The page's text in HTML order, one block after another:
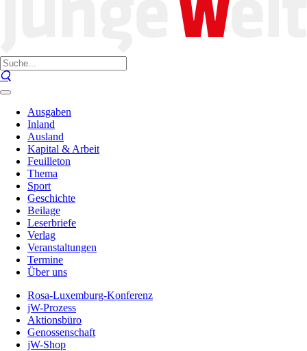
Ausgaben
Inland
Ausland
Kapital & Arbeit
Feuilleton
Thema
Sport
Geschichte
Beilage
Leserbriefe
Verlag
Veranstaltungen
Termine
Über uns
Rosa-Luxemburg-Konferenz
jW-Prozess
Aktionsbüro
Genossenschaft
jW-Shop